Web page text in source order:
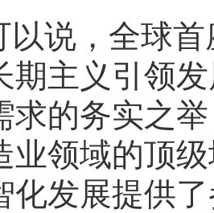
以说，全球
期主义引领
求的务实之
业领域的顶
化发展提供